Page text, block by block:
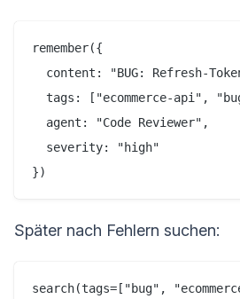
remember({
content: "BUG: Refresh-
tags: ["ecommerce-api",
  agent: "Code Reviewer",
  severity: "high"
Später nach Fehlern suchen: